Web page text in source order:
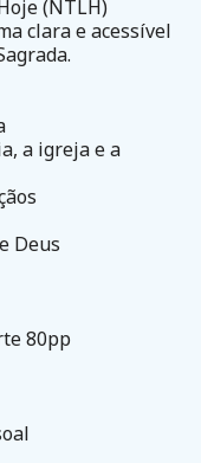
(NTLH)
clara e acessível
a igreja e a
Deus
80pp